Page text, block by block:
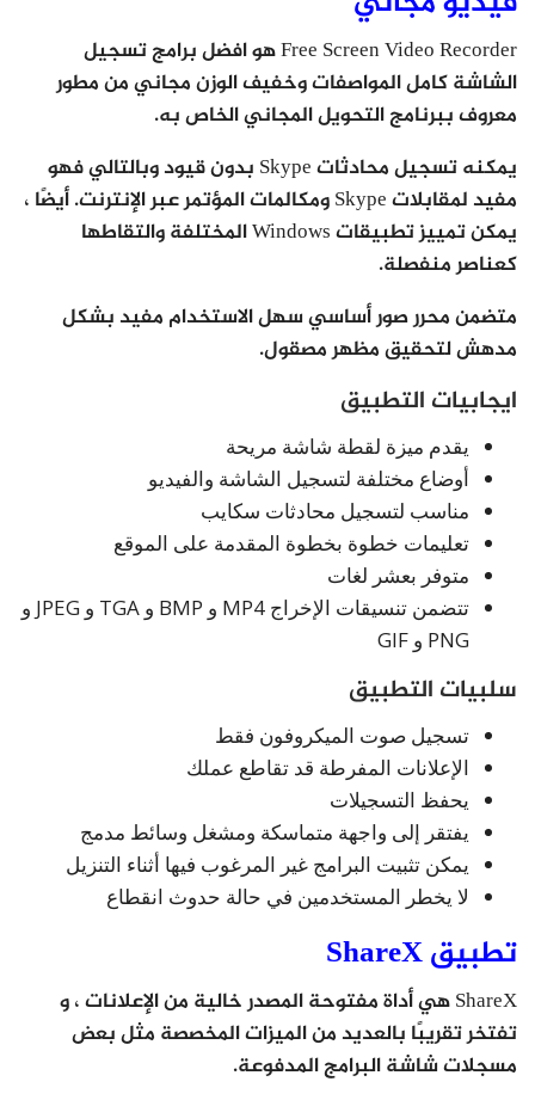
Free Screen Video Recorder هو افضل برامج تسجيل
الشاشة كامل المواصفات وخفيف الوزن مجاني من مطور
معروف ببرنامج التحويل المجاني الخاص به.
يمكنه تسجيل محادثات Skype بدون قيود وبالتالي فهو
مفيد لمقابلات Skype ومكالمات المؤتمر عبر الإنترنت. أيضًا ،
يمكن تمييز تطبيقات Windows المختلفة والتقاطها
كعناصر منفصلة.
متضمن محرر صور أساسي سهل الاستخدام مفيد بشكل
مدهش لتحقيق مظهر مصقول.
ايجابيات التطبيق
يقدم ميزة لقطة شاشة مريحة
أوضاع مختلفة لتسجيل الشاشة والفيديو
مناسب لتسجيل محادثات سكايب
تعليمات خطوة بخطوة المقدمة على الموقع
متوفر بعشر لغات
تتضمن تنسيقات الإخراج MP4 و BMP و TGA و JPEG و
PNG و GIF
سلبيات التطبيق
تسجيل صوت الميكروفون فقط
الإعلانات المفرطة قد تقاطع عملك
يحفظ التسجيلات
يفتقر إلى واجهة متماسكة ومشغل وسائط مدمج
يمكن تثبيت البرامج غير المرغوب فيها أثناء التنزيل
لا يخطر المستخدمين في حالة حدوث انقطاع
تطبيق ShareX
ShareX هي أداة مفتوحة المصدر خالية من الإعلانات ، و
تفتخر تقريبًا بالعديد من الميزات المخصصة مثل بعض
مسجلات شاشة البرامج المدفوعة.